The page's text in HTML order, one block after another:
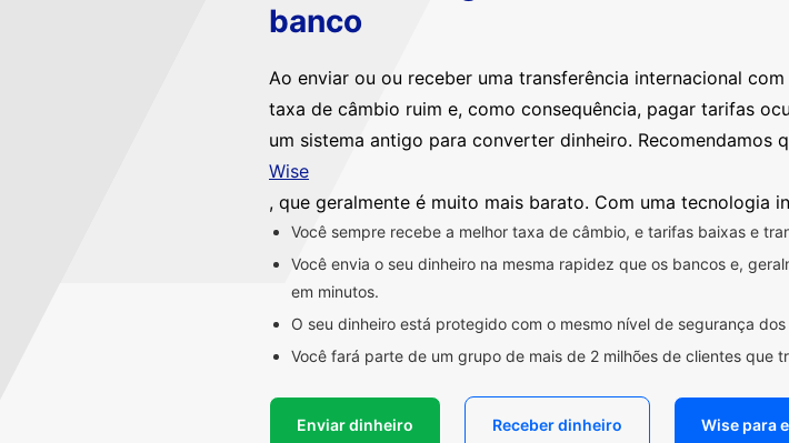
banco
Ao enviar ou ou receber uma transferência internacional
taxa de câmbio ruim e, como consequência, pagar tarifas
um sistema antigo para converter dinheiro. Recomendamos
Wise
, que geralmente é muito mais barato. Com uma tecnologia
Você sempre recebe a melhor taxa de câmbio, e tarifas baixas e
Você envia o seu dinheiro na mesma rapidez que os bancos e,
em minutos.
O seu dinheiro está protegido com o mesmo nível de segurança
Você fará parte de um grupo de mais de 2 milhões de clientes que
Enviar dinheiro Receber dinheiro Wise para